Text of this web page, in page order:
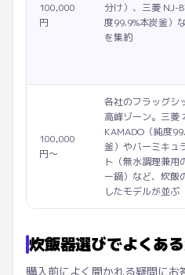
100,000
円
分け）、三菱 NJ-
度99.9%本炭釜）
を集約
100,000
円〜
各社のフラッグシ
高峰ゾーン。三菱
KAMADO（純度
釜）やバーミキュ
ト（無水調理兼用
ー鍋）など、炊飯
したモデルが並ぶ
炊飯器選びでよくあ
購入前によく聞かれる疑問にお